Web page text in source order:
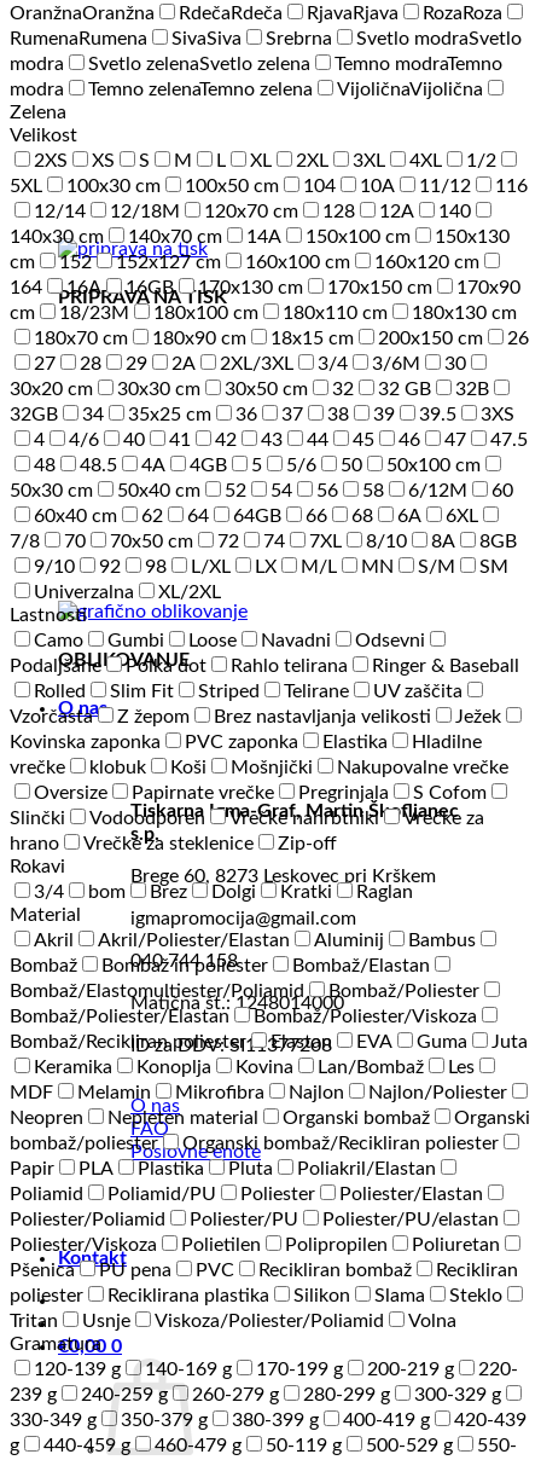
PRIPRAVA NA TISK
OBLIKOVANJE
O nas
Tiskarna Igma-Graf, Martin Škofljanec
s.p.
Brege 60, 8273 Leskovec pri Krškem
igmapromocija@gmail.com
040 744 158
Matična št.: 1248014000
ID za DDV: SI11377208
O nas
FAQ
Poslovne enote
Kontakt
€0,00 0
OranžnaOranžna Rdeča Rdeča Rjava Rjava Roza Roza
Rumena Rumena SivaSiva Srebrna Svetlo modraSvetlo
modra
Svetlo zelenaSvetlo zelena Temno modraTemno
modra
Temno zelenaTemno zelena VijoličnaVijolična
Zelena
Velikost
2XS
XS S M L XL 2XL 3XL 4XL
1/2
5XL
100x30 cm 100x50 cm 104 10A 11/12
116
12/14
12/18M 120x70 cm 128 12A
140
140x30 cm
140x70 cm 14A 150x100 cm
150x130
cm
152 152x127 cm 160x100 cm
160x120 cm
164
16A 16GB 170x130 cm 170x150 cm
170x90
cm
18/23M 180x100 cm 180x110 cm
180x130 cm
180x70 cm
180x90 cm 18x15 cm 200x150 cm
26
27
28 29 2A 2XL/3XL 3/4 3/6M
30
30x20 cm
30x30 cm 30x50 cm 32 32 GB
32B
32GB
34 35x25 cm 36 37 38 39 39.5
3XS
4
4/6 40 41 42 43 44 45 46 47
47.5
48
48.5 4A 4GB 5 5/6 50
50x100 cm
50x30 cm
50x40 cm 52 54 56 58 6/12M
60
60x40 cm
62 64 64GB 66 68 6A
6XL
7/8
70 70x50 cm 72 74 7XL 8/10 8A
8GB
9/10
92 98 L/XL LX M/L MN S/M
SM
Univerzalna
XL/2XL
Lastnosti
Camo
Gumbi Loose Navadni
Odsevni
Podaljšane
Polka dot Rahlo telirana
Ringer & Baseball
Rolled
Slim Fit Striped Telirane
UV zaščita
Vzorčasta
Z žepom Brez nastavljanja velikosti
Ježek
Kovinska zaponka
PVC zaponka Elastika
Hladilne
vrečke
klobuk Koši Mošnjički
Nakupovalne vrečke
Oversize
Papirnate vrečke Pregrinjala
S Cofom
Slinčki
Vodoodporen Vrečke nahrbtniki
Vrečke za
hrano
Vrečke za steklenice
Zip-off
Rokavi
3/4
bom Brez Dolgi Kratki
Raglan
Material
Akril
Akril/Poliester/Elastan Aluminij
Bambus
Bombaž
Bombaž in poliester
Bombaž/Elastan
Bombaž/Elastomultiester/Poliamid
Bombaž/Poliester
Bombaž/Poliester/Elastan
Bombaž/Poliester/Viskoza
Bombaž/Recikliran poliester
Elastan EVA Guma
Juta
Keramika
Konoplja Kovina Lan/Bombaž
Les
MDF
Melamin Mikrofibra Najlon
Najlon/Poliester
Neopren
Nepleten material Organski bombaž
Organski
bombaž/poliester
Organski bombaž/Recikliran poliester
Papir
PLA Plastika Pluta
Poliakril/Elastan
Poliamid
Poliamid/PU Poliester
Poliester/Elastan
Poliester/Poliamid
Poliester/PU
Poliester/PU/elastan
Poliester/Viskoza
Polietilen Polipropilen
Poliuretan
Pšenica
PU pena PVC Recikliran bombaž
Recikliran
poliester
Reciklirana plastika Silikon Slama
Steklo
Tritan
Usnje Viskoza/Poliester/Poliamid
Volna
Gramatura
120-139 g
140-169 g 170-199 g 200-219 g
220-
239 g
240-259 g 260-279 g 280-299 g
300-329 g
330-349 g
350-379 g 380-399 g 400-419 g
420-439
g
440-459 g 460-479 g 50-119 g 500-529 g
550-